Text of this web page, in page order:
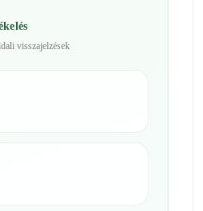
visszajelzések